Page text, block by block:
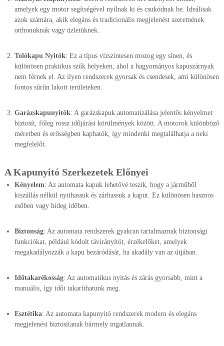
amelyek egy motor segítségével nyílnak ki és csukódnak be. Ideálisak
azok számára, akik elegáns és tradicionális megjelenést szeretnének
otthonuknak vagy üzletüknek.
Tolókapu Nyitók: Ez a típus vízszintesen mozog egy sínen, és
különösen praktikus szűk helyeken, ahol a hagyományos kapuszárnyak
nem férnek el. Az ilyen rendszerek gyorsak és csendesek, ami különösen
fontos sűrűn lakott területeken.
Garázskapunyitók: A garázskapuk automatizálása jelentős kényelmet
biztosít, főleg rossz időjárási körülmények között. A motorok különböző
méretben és erősségben kaphatók, így mindenki megtalálhatja a neki
megfelelőt.
A Kapunyitó Szerkezetek Előnyei
Kényelem: Az automata kapuk lehetővé teszik, hogy a járműből
kiszállás nélkül nyithassuk és zárhassuk a kaput. Ez különösen hasznos
esőben vagy hideg időben.
Biztonság: Az automata rendszerek gyakran tartalmaznak biztonsági
funkciókat, például kódolt távirányítót, érzékelőket, amelyek
megakadályozzák a kapu bezáródását, ha akadály van az útjában.
Időtakarékosság: Az automatikus nyitás és zárás gyorsabb, mint a
manuális, így időt takaríthatunk meg.
Esztétika: Az automata kapunyitó rendszerek modern és elegáns
megjelenést biztosítanak bármely ingatlannak.